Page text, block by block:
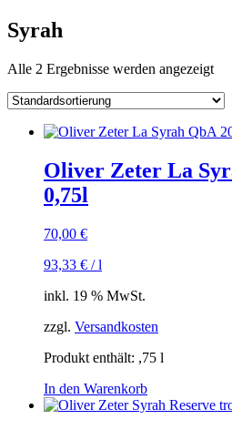
Syrah
Alle 2 Ergebnisse werden angezeigt
Oliver Zeter La
0,75l
70,00 €
93,33 € /l
inkl. 19 % MwSt.
zzgl. Versandkosten
Produkt enthält: ,75 l
In den Warenkorb